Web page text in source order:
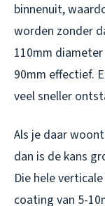
binnenuit,
worden zonder
110mm
90mm effectief.
veel sneller
Als je daar
dan is de kans
Die hele
coating van 5-